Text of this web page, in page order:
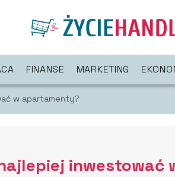
FINANSE MARKETING
w apartamenty?
inwestować